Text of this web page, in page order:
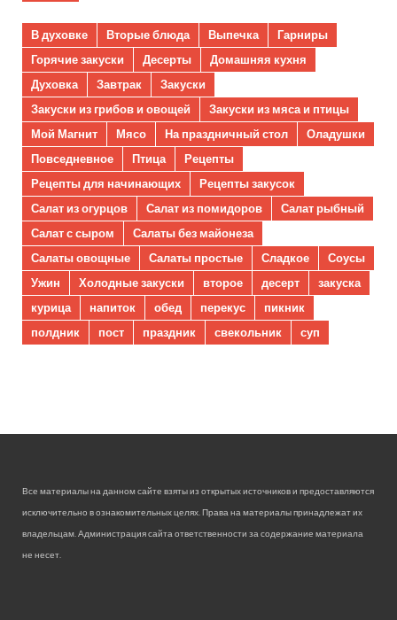
В духовке Вторые блюда Выпечка
Гарниры
Горячие закуски
Десерты
Домашняя кухня
Духовка
Завтрак
Закуски
Закуски из грибов и овощей
Закуски из мяса и птицы
Мой Магнит
Мясо На праздничный стол
Оладушки
Повседневное
Птица
Рецепты
Рецепты для начинающих
Рецепты закусок
Салат из огурцов
Салат из помидоров
Салат рыбный
Салат с сыром
Салаты без майонеза
Салаты овощные
Салаты простые Сладкое
Соусы
Ужин
Холодные закуски второе десерт
закуска
курица
напиток обед перекус
пикник
полдник
пост праздник свекольник суп
Все материалы на данном сайте взяты из открытых источников и предоставляются
исключительно в ознакомительных целях. Права на материалы принадлежат их
владельцам. Администрация сайта ответственности за содержание материала
не несет.